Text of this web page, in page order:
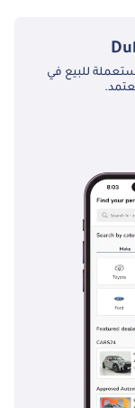
جديدة ومستعملة للبيع في